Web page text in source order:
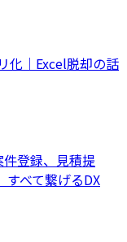
化｜Excel脱却の話
登録、見積提
すべて繋げるDX